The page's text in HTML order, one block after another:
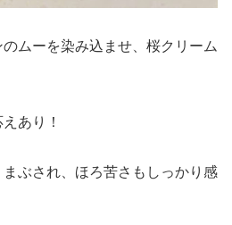
ムーを染み込ませ、桜クリーム
あり！
ぶされ、ほろ苦さもしっかり感